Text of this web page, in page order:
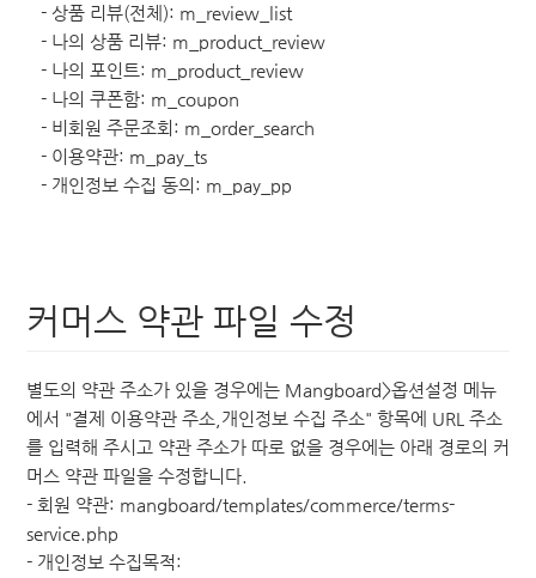
- 상품 리뷰(전체): m_review_list
- 나의 상품 리뷰: m_product_review
- 나의 포인트: m_product_review
- 나의 쿠폰함: m_coupon
- 비회원 주문조회: m_order_search
- 이용약관: m_pay_ts
- 개인정보 수집 동의: m_pay_pp
커머스 약관 파일 수정
별도의 약관 주소가 있을 경우에는 Mangboard>옵션설정 메뉴
에서 "결제 이용약관 주소,개인정보 수집 주소" 항목에 URL 주소
를 입력해 주시고 약관 주소가 따로 없을 경우에는 아래 경로의 커
머스 약관 파일을 수정합니다.
- 회원 약관: mangboard/templates/commerce/terms-
service.php
- 개인정보 수집목적: